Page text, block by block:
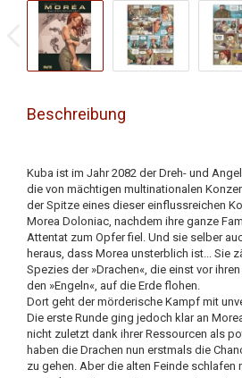
Beschreibung
Kuba ist im Jahr 2082 der Dreh- und
die von mächtigen multinationalen
der Spitze eines dieser einflussreichen
Morea Doloniac, nachdem ihre ganze
Attentat zum Opfer fiel. Und sie selber
heraus, dass Morea unsterblich ist... Sie
Spezies der »Drachen«, die einst vor
den »Engeln«, auf die Erde flohen.
Dort geht der mörderische Kampf mit
Die erste Runde ging jedoch klar an
nicht zuletzt dank ihrer Ressourcen als
haben die Drachen nun erstmals die
zu gehen. Aber die alten Feinde